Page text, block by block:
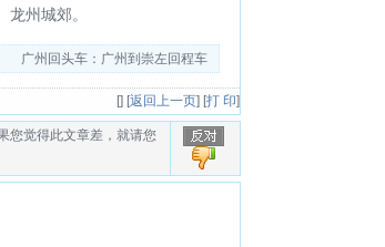
州城郊。
广州回头车：广州到崇左回程车
[] [返回上一页] [打 印]
您觉得此文章差，就请您